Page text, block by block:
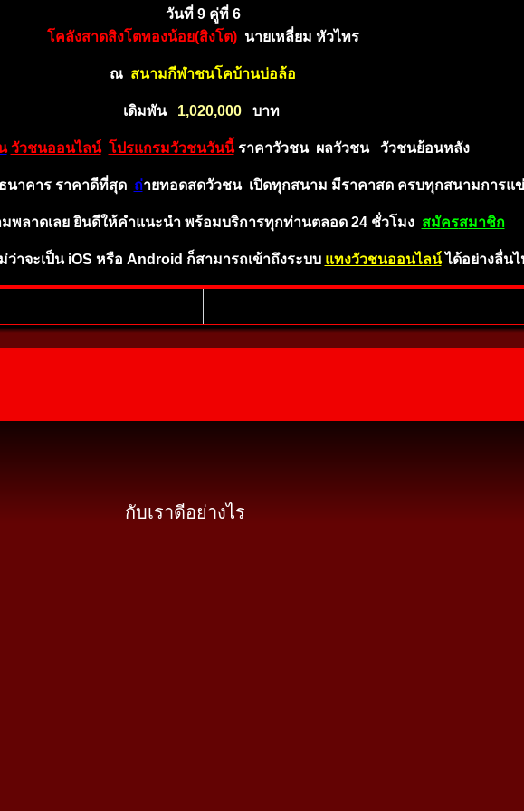
วันที่ 9 คู่ที่ 6
โคลังสาดสิงโตทองน้อย(สิงโต)นายเหลี่ยม หัวไทร
ณ สนามกีฬาชนโคบ้านบ่อล้อ
เดิมพัน 1,020,000บาท
วัวชนออนไลน์ โปรแกรมวัวชนวันนี้ ราคาวัวชน ผลวัวชน วัวชนย้อนหลัง
นาคาร ราคาดีที่สุด ถ่ายทอดสดวัวชน เปิดทุกสนาม มีราคาสด ครบทุกสนามการแ
พลาดเลย ยินดีให้คำแนะนำ พร้อมบริการทุกท่านตลอด 24 ชั่วโมง สมัครสมาชิก
าจะเป็น iOS หรือ Android ก็สามารถเข้าถึงระบบ แทงวัวชนออนไลน์ได้อย่างลื่น
กับเราดีอย่างไร